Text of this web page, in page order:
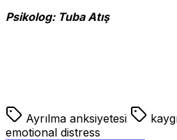
Psikolog: Tuba Atış
Ayrılma anksiyetesi
emotional distress